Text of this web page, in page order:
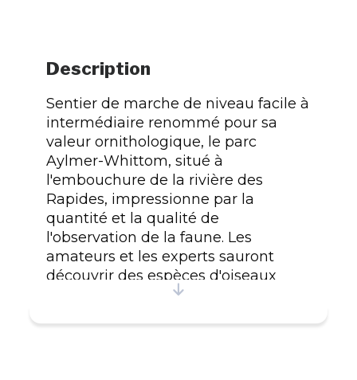
Description
Sentier de marche de niveau facile à
intermédiaire renommé pour sa
valeur ornithologique, le parc
Aylmer-Whittom, situé à
l'embouchure de la rivière des
Rapides, impressionne par la
quantité et la qualité de
l'observation de la faune. Les
amateurs et les experts sauront
découvrir des espèces d'oiseaux
exclusives à ce site. Des tours